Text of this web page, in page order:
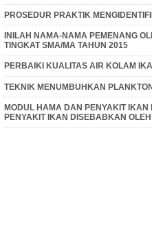
PROSEDUR PRAKTIK
INILAH NAMA-NAMA PEMENANG
TINGKAT SMA/MA TAHUN 2015
PERBAIKI KUALITAS AIR KOLAM
TEKNIK MENUMBUHKAN
MODUL HAMA DAN PENYAKIT IKAN
PENYAKIT IKAN DISEBABKAN OLEH